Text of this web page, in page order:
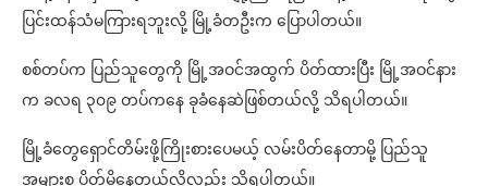
ပြင်းထန်သံမကြားရဘူးလို့ မြို့ခံတဦးက ပြောပါတယ်။
စစ်တပ်က ပြည်သူတွေကို မြို့အဝင်အထွက် ပိတ်ထားပြီး မြို့အဝင်နား
က ခလရ ၃၀၉ တပ်ကနေ ခုခံနေဆဲဖြစ်တယ်လို့ သိရပါတယ်။
မြို့ခံတွေရှောင်တိမ်းဖို့ကြိုးစားပေမယ့် လမ်းပိတ်နေတာမို့ ပြည်သူ
အများစု ပိတ်မိနေတယ်လို့လည်း သိရပါတယ်။